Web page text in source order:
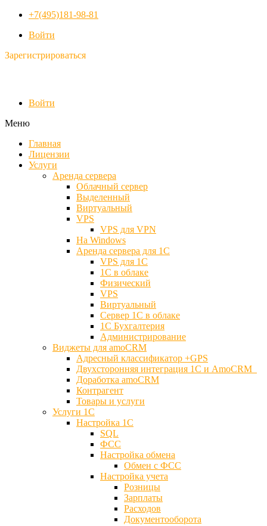
+7(495)181-98-81
Войти
Зарегистрироваться
Войти
Меню
Главная
Лицензии
Услуги
Аренда сервера
Облачный сервер
Выделенный
Виртуальный
VPS
VPS для VPN
На Windows
Аренда сервера для 1С
VPS для 1С
1С в облаке
Физический
VPS
Виртуальный
Сервер 1С в облаке
1С Бухгалтерия
Администрирование
Виджеты для amoCRM
Адресный классификатор +GPS
Двухсторонняя интеграция 1С и AmoCRM
Доработка amoCRM
Контрагент
Товары и услуги
Услуги 1С
Настройка 1С
SQL
ФСС
Настройка обмена
Обмен с ФСС
Настройка учета
Розницы
Зарплаты
Расходов
Документооборота